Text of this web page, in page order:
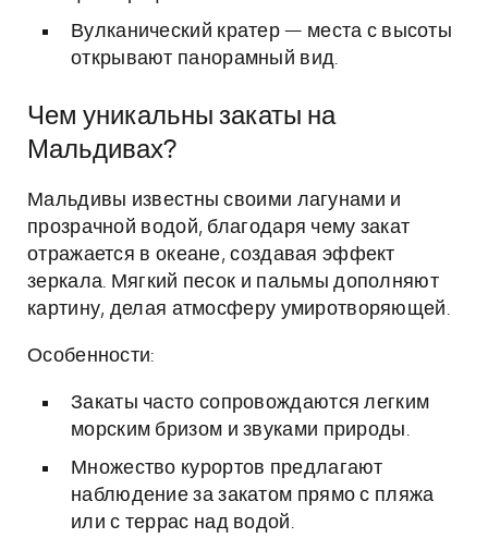
Вулканический кратер — места с высоты
открывают панорамный вид.
Чем уникальны закаты на
Мальдивах?
Мальдивы известны своими лагунами и
прозрачной водой, благодаря чему закат
отражается в океане, создавая эффект
зеркала. Мягкий песок и пальмы дополняют
картину, делая атмосферу умиротворяющей.
Особенности:
Закаты часто сопровождаются легким
морским бризом и звуками природы.
Множество курортов предлагают
наблюдение за закатом прямо с пляжа
или с террас над водой.